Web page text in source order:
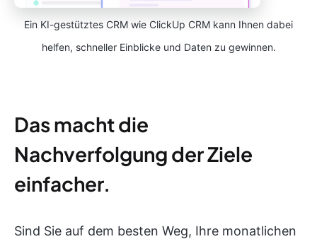
Ein KI-gestütztes CRM wie ClickUp CRM kann Ihnen dabei
helfen, schneller Einblicke und Daten zu gewinnen.
Das macht die
Nachverfolgung der Ziele
einfacher.
Sind Sie auf dem besten Weg, Ihre monatlichen